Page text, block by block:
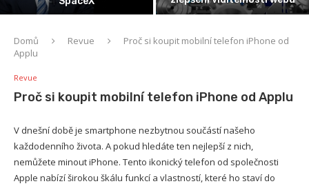
Domů Revue
Proč si koupit mobilní telefon iPhone od
Applu
Revue
Proč si koupit mobilní telefon iPhone od Applu
V dnešní době je smartphone nezbytnou součástí našeho
každodenního života. A pokud hledáte ten nejlepší z nich,
nemůžete minout iPhone. Tento ikonický telefon od společnosti
Apple nabízí širokou škálu funkcí a vlastností, které ho staví do